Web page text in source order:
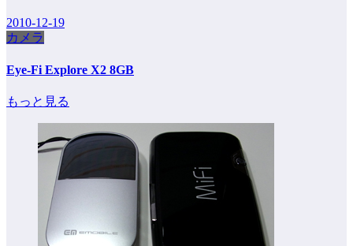
2010-12-19
カメラ
Eye-Fi Explore X2 8GB
もっと見る